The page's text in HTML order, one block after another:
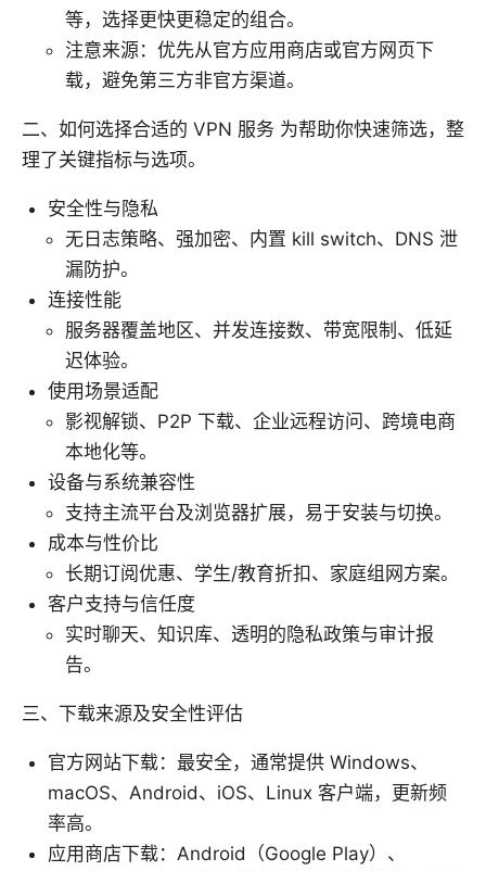
等，选择更快更稳定的组合。
注意来源：优先从官方应用商店或官方网页下
载，避免第三方非官方渠道。
二、如何选择合适的 VPN 服务 为帮助你快速筛选，整
理了关键指标与选项。
安全性与隐私
无日志策略、强加密、内置 kill switch、DNS 泄
漏防护。
连接性能
服务器覆盖地区、并发连接数、带宽限制、低延
迟体验。
使用场景适配
影视解锁、P2P 下载、企业远程访问、跨境电商
本地化等。
设备与系统兼容性
支持主流平台及浏览器扩展，易于安装与切换。
成本与性价比
长期订阅优惠、学生/教育折扣、家庭组网方案。
客户支持与信任度
实时聊天、知识库、透明的隐私政策与审计报
告。
三、下载来源及安全性评估
官方网站下载：最安全，通常提供 Windows、
macOS、Android、iOS、Linux 客户端，更新频
率高。
应用商店下载：Android（Google Play）、